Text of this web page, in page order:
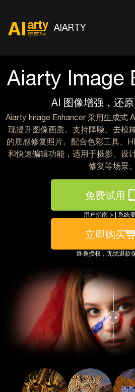
AIARTY
Aiarty Image
AI 图像增强，还
Aiarty Image Enhancer 采用生成式
现提升图像画质。支持降噪、去模
的质感修复照片。配合色彩工具、
和快速编辑功能，适用于摄影、设
修复等场景。
免费试用
用户指南 >| 系统
立即购买
终身授权，无忧退款